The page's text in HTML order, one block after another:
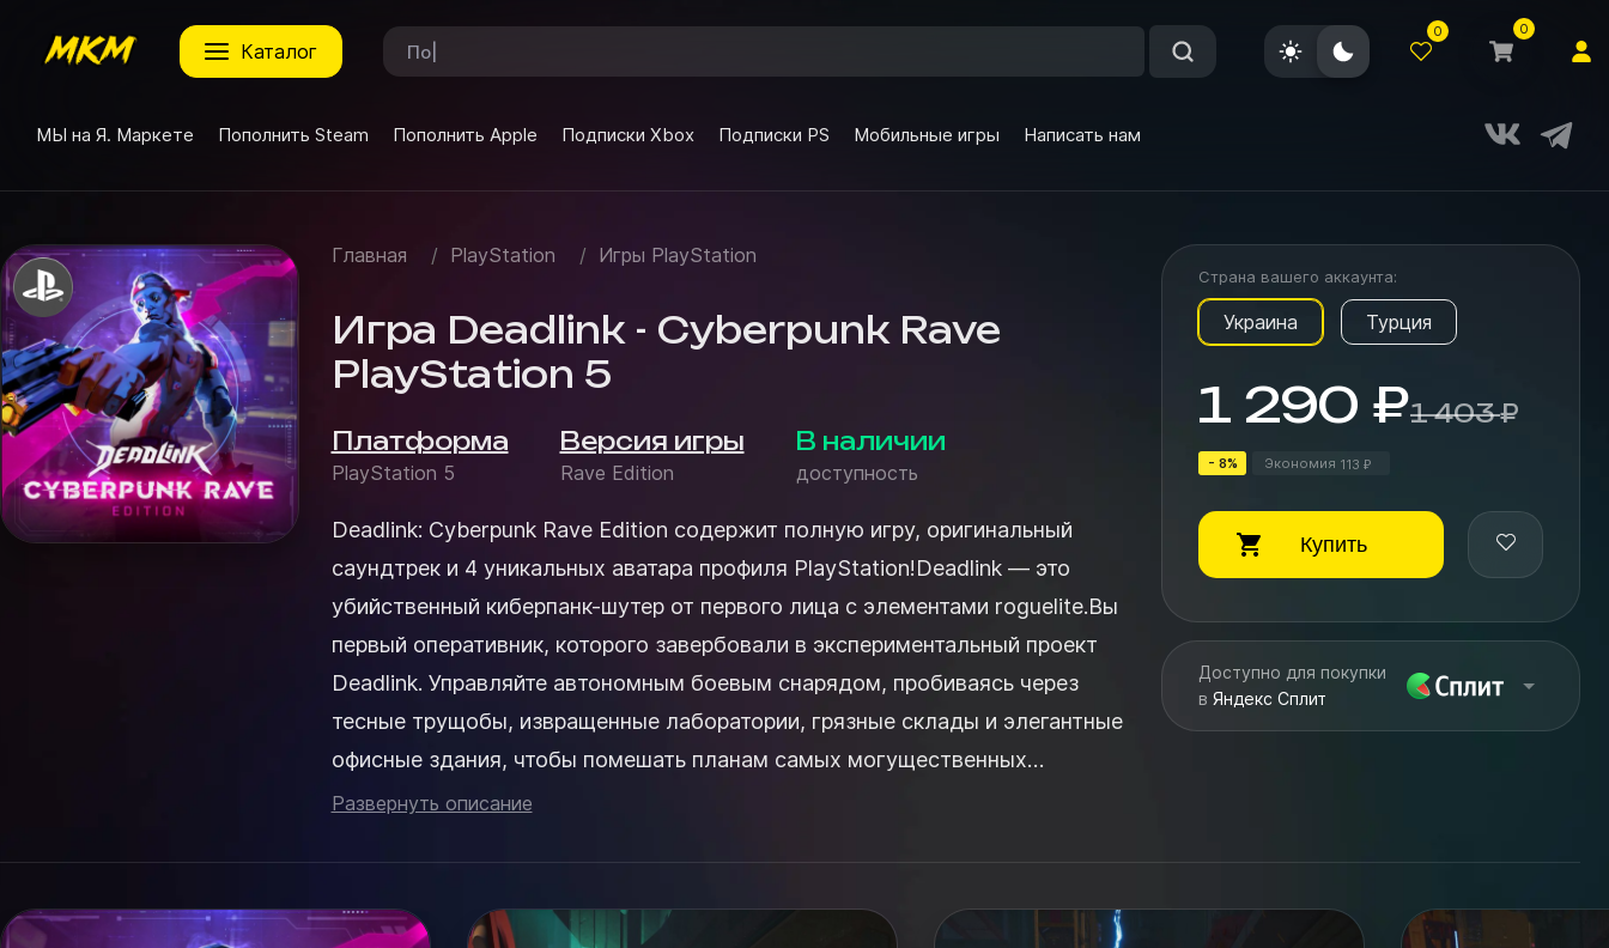
каталог
0 0
МЫ на Я. Маркете Пополнить Steam Пополнить Apple Подписки Xbox Подписки PS Мобильные игры Написать нам
Главная / PlayStation / Игры PlayStation
Игра Deadlink - Cyberpunk Rave
PlayStation 5
Платформа
PlayStation 5
Версия игры
Rave Edition
В наличии
доступность
Deadlink: Cyberpunk Rave Edition содержит полную игру, оригинальный
саундтрек и 4 уникальных аватара профиля PlayStation!Deadlink — это
убийственный киберпанк-шутер от первого лица с элементами roguelite.Вы
первый оперативник, которого завербовали в экспериментальный проект
Deadlink. Управляйте автономным боевым снарядом, пробиваясь через
тесные трущобы, извращенные лаборатории, грязные склады и элегантные
офисные здания, чтобы помешать планам самых могущественных
корпораций в мире. Исп...
Развернуть описание
Страна вашего аккаунта:
Украина Турция
1 290 ₽1 403 ₽
- 8% Экономия 113 ₽
Купить
Доступно для покупки
в Яндекс Сплит